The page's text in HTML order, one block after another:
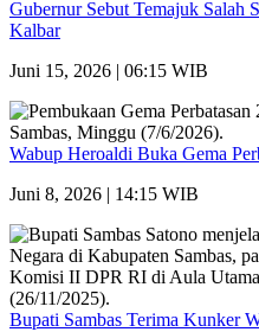
Gubernur Sebut Temajuk Salah
Kalbar
Juni 15, 2026 | 06:15 WIB
Wabup Heroaldi Buka Gema
Juni 8, 2026 | 14:15 WIB
Bupati Sambas Terima Kunker